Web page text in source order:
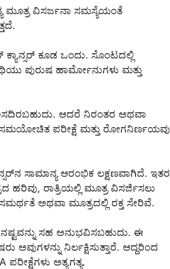
ಮೂತ್ರ ವಿಸರ್ಜನಾ ಸಮಸ್ಯೆಯಂತೆ
ಕ್ಯಾನ್ಸರ್ ಕೂಡ ಒಂದು. ಸೊಂಟದಲ್ಲಿ
ಪುರುಷ ಹಾರ್ಮೋನುಗಳು ಮತ್ತು
ಆದರೆ ನಿರಂತರ ಅಥವಾ
ಸಮಯೋಚಿತ ಪರೀಕ್ಷೆ ಮತ್ತು ರೋಗನಿರ್ಣಯವು
ಸಾಮಾನ್ಯ ಆರಂಭಿಕ ಲಕ್ಷಣವಾಗಿದೆ. ಇತರ
ಹರಿವು, ರಾತ್ರಿಯಲ್ಲಿ ಮೂತ್ರ ವಿಸರ್ಜಿಸಲು
ಅಥವಾ ಮೂತ್ರದಲ್ಲಿ ರಕ್ತ ಸೇರಿವೆ.
ಸಹ ಅನುಭವಿಸಬಹುದು. ಈ
ನಿರ್ಲಕ್ಷಿಸುತ್ತಾರೆ. ಆದ್ದರಿಂದ
ಅತ್ಯಗತ್ಯ.